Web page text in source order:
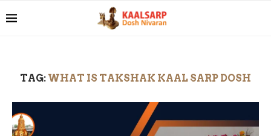
TAG: WHAT IS TAKSHAK KAAL SARP DOSH